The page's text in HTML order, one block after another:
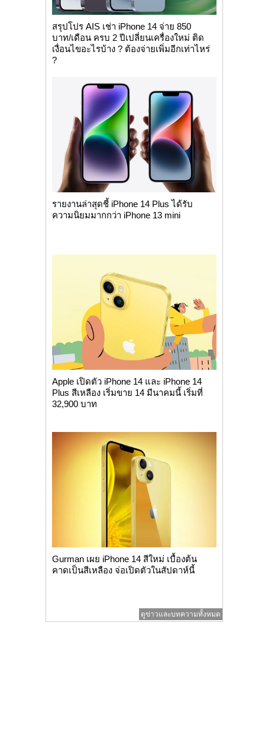
สรุปโปร AIS เช่า iPhone 14 จ่าย 850
บาท/เดือน ครบ 2 ปีเปลี่ยนเครื่องใหม่ ติด
เงื่อนไขอะไรบ้าง ? ต้องจ่ายเพิ่มอีกเท่าไหร่
?
รายงานล่าสุดชี้ iPhone 14 Plus ได้รับ
ความนิยมมากกว่า iPhone 13 mini
Apple เปิดตัว iPhone 14 และ iPhone 14
Plus สีเหลือง เริ่มขาย 14 มีนาคมนี้ เริ่มที่
32,900 บาท
Gurman เผย iPhone 14 สีใหม่ เบื้องต้น
คาดเป็นสีเหลือง จ่อเปิดตัวในสัปดาห์นี้
ดูข่าวและบทความทั้งหมด